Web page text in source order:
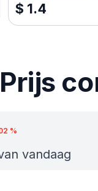
$ 1.4
%
vandaag